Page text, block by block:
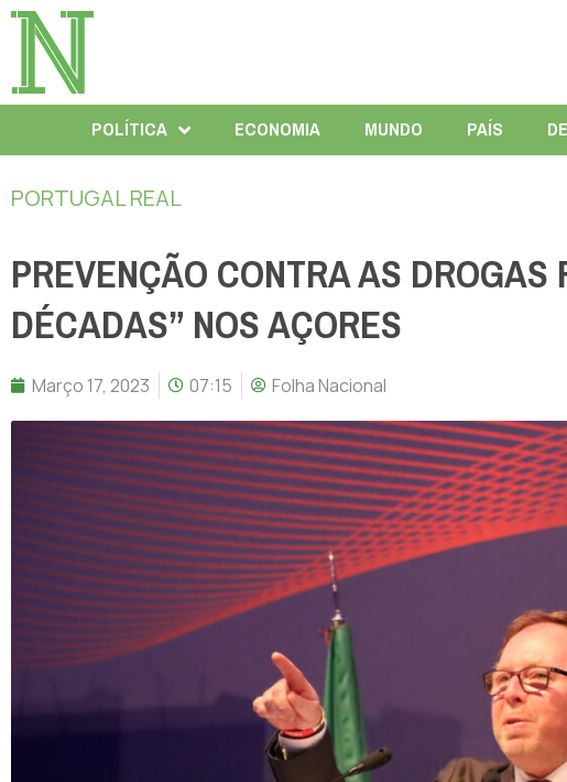
POLÍTICA ECONOMIA MUNDO PAÍS
PORTUGAL REAL
PREVENÇÃO CONTRA AS
DÉCADAS” NOS AÇORES
Março 17, 2023 07:15 Folha Nacional